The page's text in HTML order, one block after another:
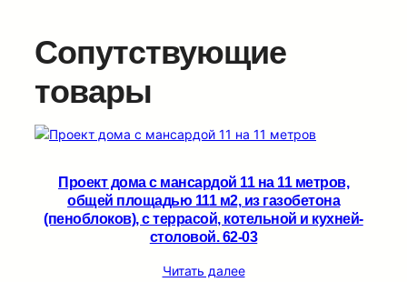
Сопутствующие
товары
Проект дома с мансардой 11 на 11 метров,
общей площадью 111 м2, из газобетона
(пеноблоков), c террасой, котельной и кухней-
столовой. 62-03
Читать далее